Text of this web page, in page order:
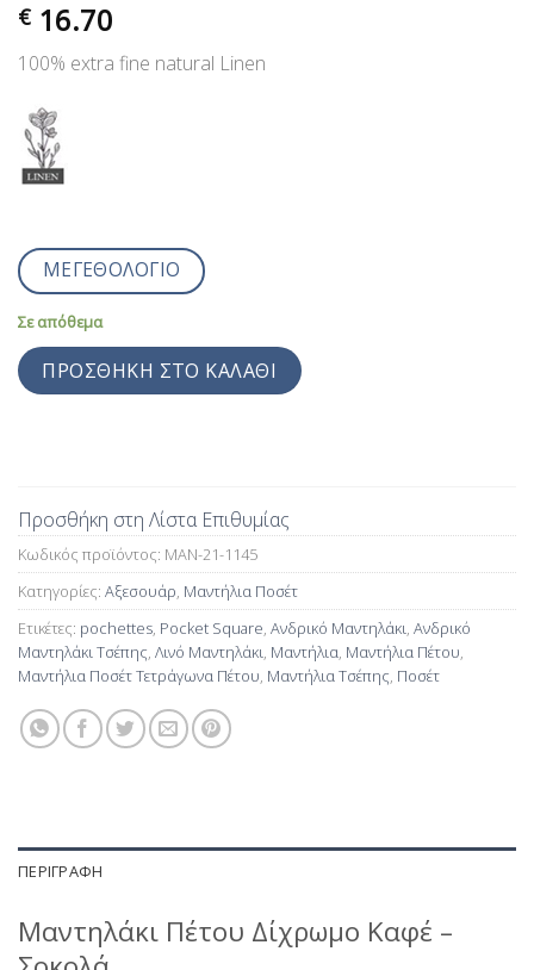
€ 16.70
100% extra fine natural Linen
ΜΕΓΕΘΟΛΟΓΙΟ
Σε απόθεμα
ΠΡΟΣΘΉΚΗ ΣΤΟ ΚΑΛΆΘΙ
Προσθήκη στη Λίστα Επιθυμίας
Κωδικός προϊόντος: MAN-21-1145
Κατηγορίες: Αξεσουάρ, Μαντήλια Ποσέτ
Ετικέτες: pochettes, Pocket Square, Ανδρικό Μαντηλάκι, Ανδρικό
Μαντηλάκι Τσέπης, Λινό Μαντηλάκι, Μαντήλια, Μαντήλια Πέτου,
Μαντήλια Ποσέτ Τετράγωνα Πέτου, Μαντήλια Τσέπης, Ποσέτ
ΠΕΡΙΓΡΑΦΉ
Μαντηλάκι Πέτου Δίχρωμο Καφέ –